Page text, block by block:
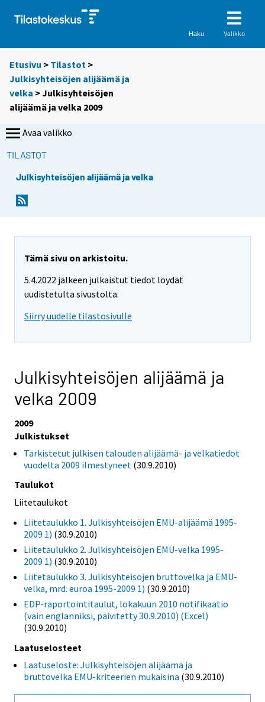
Haku Valikko
Etusivu > Tilastot >
Julkisyhteisöjen alijäämä ja
velka > Julkisyhteisöjen
alijäämä ja velka 2009
Avaa valikko
TILASTOT
Julkisyhteisöjen alijäämä ja velka
Tämä sivu on arkistoitu.
5.4.2022 jälkeen julkaistut tiedot löydät
uudistetulta sivustolta.
Siirry uudelle tilastosivulle
Julkisyhteisöjen alijäämä ja
velka 2009
2009
Julkistukset
Tarkistetut julkisen talouden alijäämä- ja velkatiedot
vuodelta 2009 ilmestyneet (30.9.2010)
Taulukot
Liitetaulukot
Liitetaulukko 1. Julkisyhteisöjen EMU-alijäämä 1995-
2009 1) (30.9.2010)
Liitetaulukko 2. Julkisyhteisöjen EMU-velka 1995-
2009 1) (30.9.2010)
Liitetaulukko 3. Julkisyhteisöjen bruttovelka ja EMU-
velka, mrd. euroa 1995-2009 1) (30.9.2010)
EDP-raportointitaulut, lokakuun 2010 notifikaatio
(vain englanniksi, päivitetty 30.9.2010) (Excel)
(30.9.2010)
Laatuselosteet
Laatuseloste: Julkisyhteisöjen alijäämä ja
bruttovelka EMU-kriteerien mukaisina (30.9.2010)